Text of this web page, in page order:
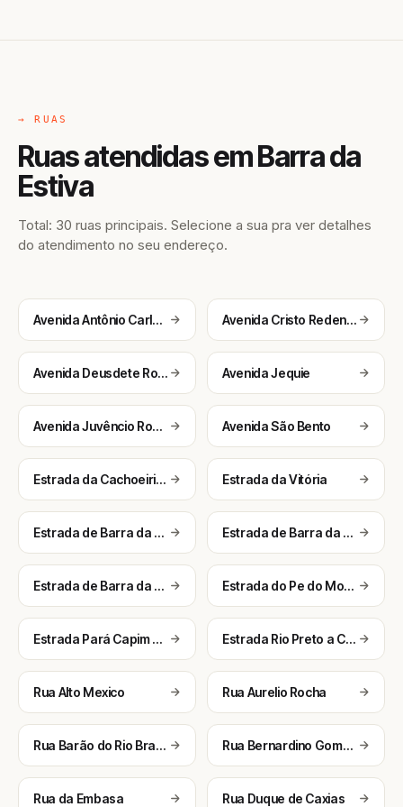
→ RUAS
Ruas atendidas em Barra da
Estiva
Total: 30 ruas principais. Selecione a sua pra ver detalhes
do atendimento no seu endereço.
Avenida Antônio Carlos Magalhães Avenida Cristo Redentor
Avenida Deusdete Rocha Franco Avenida Jequie
Avenida Juvêncio Rodrigues de Souza Avenida São Bento
Estrada da Cachoeirinha Estrada da Vitória
Estrada de Barra da Estiva Pará Lajedinho do Caribe Estrada de Barra da Estiva Pará Ponto da Pedra
Estrada de Barra da Estiva Pará Riacho da Lagoa Estrada do Pe do Morro
Estrada Pará Capim de Cheiro Estrada Rio Preto a Chapadinha
Rua Alto Mexico Rua Aurelio Rocha
Rua Barão do Rio Branco Rua Bernardino Gomes Aguiar
Rua da Embasa Rua Duque de Caxias